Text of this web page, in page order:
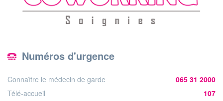
Numéros d'urgence
Connaître le médecin de garde
065 31 2000
Télé-accueil
107